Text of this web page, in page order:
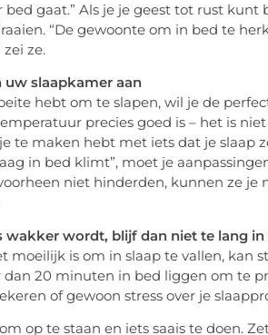
bed gaat.” Als je je geest tot rust
“De gewoonte om in bed te
zei ze.
uw slaapkamer aan
hebt om te slapen, wil je de
precies goed is – het is
te maken hebt met iets dat je slaap
in bed klimt”, moet je
niet hinderden, kunnen ze je
wakker wordt, blijf dan niet te lang in
moeilijk is om in slaap te vallen, kan
20 minuten in bed liggen om te
of gewoon stress over je
op te staan en iets saais te doen.